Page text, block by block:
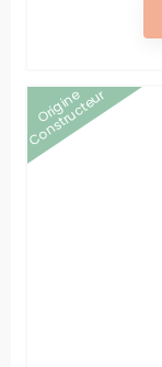
Origine
Constructeur